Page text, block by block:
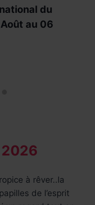
du
au 06
à rêver..la
de l’esprit